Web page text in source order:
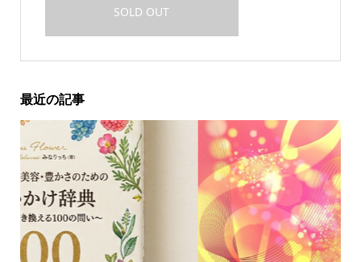
SOLD OUT
最近の記事